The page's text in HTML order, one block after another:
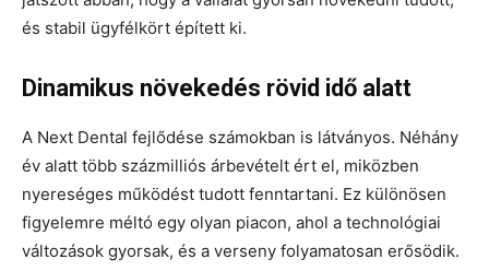
és stabil ügyfélkört épített ki.
Dinamikus növekedés rövid idő alatt
A Next Dental fejlődése számokban is látványos. Néhány
év alatt több százmilliós árbevételt ért el, miközben
nyereséges működést tudott fenntartani. Ez különösen
figyelemre méltó egy olyan piacon, ahol a technológiai
változások gyorsak, és a verseny folyamatosan erősödik.